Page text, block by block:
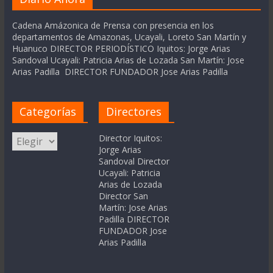
Cadena Amázonica de Prensa con presencia en los
departamentos de Amazonas, Ucayali, Loreto San Martín y
Huanuco DIRECTOR PERIODÍSTICO Iquitos: Jorge Arias
Sandoval Ucayali: Patricia Arias de Lozada San Martín: Jose
Arias Padilla DIRECTOR FUNDADOR Jose Arias Padilla
Categorías
Categorías
Directores
Director Iquitos:
Jorge Arias
Sandoval Director
Ucayali: Patricia
Arias de Lozada
Director San
Martín: Jose Arias
Padilla DIRECTOR
FUNDADOR Jose
Arias Padilla